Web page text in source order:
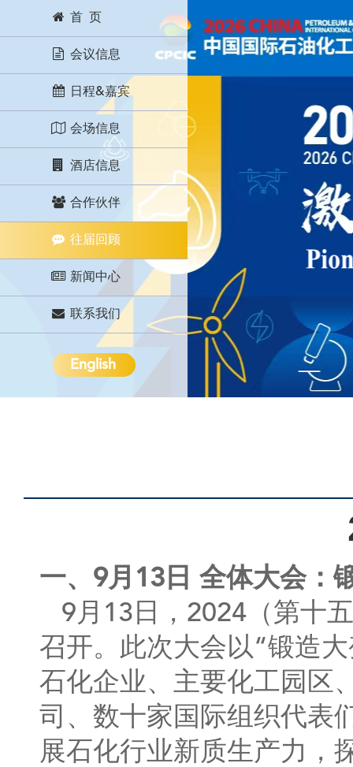
首 页
会议信息
日程&嘉宾
会场信息
酒店信息
合作伙伴
往届回顾
新闻中心
联系我们
English
一、9月13日 全体大会：
9月13日，2024（第十
召开。此次大会以“锻造
石化企业、主要化工园区
司、数十家国际组织代表
展石化行业新质生产力，